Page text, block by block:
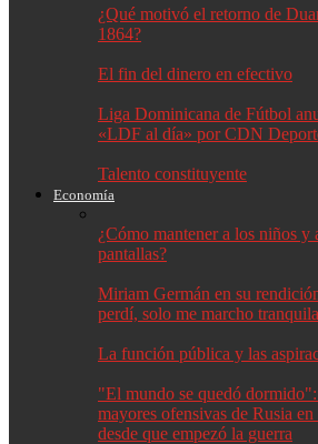
¿Qué motivó el retorno de
1864?
El fin del dinero en efectivo
Liga Dominicana de Fútbol
«LDF al día» por CDN
Talento constituyente
Economía
¿Cómo mantener a los niños y
pantallas?
Miriam Germán en su
perdí, solo me marcho
La función pública y las
"El mundo se quedó
mayores ofensivas de Rusia
desde que empezó la guerra